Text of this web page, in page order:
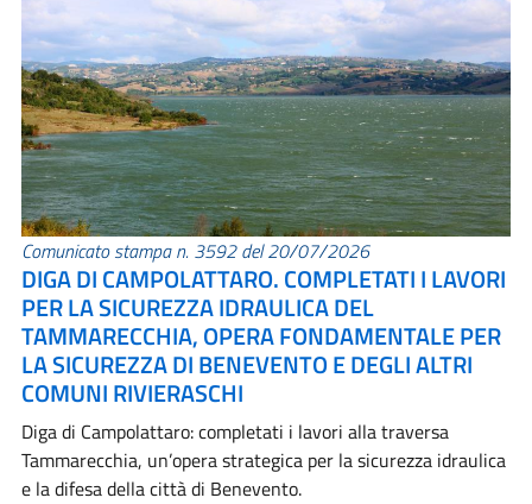
Comunicato stampa n. 3592 del 20/07/2026
DIGA DI CAMPOLATTARO. COMPLETATI I LAVORI
PER LA SICUREZZA IDRAULICA DEL
TAMMARECCHIA, OPERA FONDAMENTALE PER
LA SICUREZZA DI BENEVENTO E DEGLI ALTRI
COMUNI RIVIERASCHI
Diga di Campolattaro: completati i lavori alla traversa
Tammarecchia, un’opera strategica per la sicurezza idraulica
e la difesa della città di Benevento.